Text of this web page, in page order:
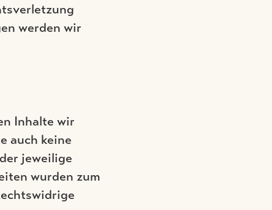
werden wir
Inhalte wir
auch keine
jeweilige
wurden zum